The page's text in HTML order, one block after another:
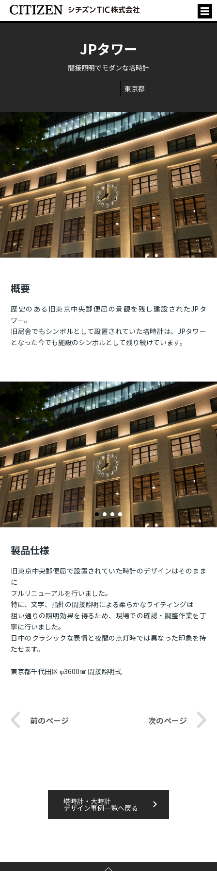
JPタワー
間接照明でモダンな塔時計
東京都
概要
歴史のある旧東京中央郵便局の景観を残し建設されたJPタ
ワー。
旧局舎でもシンボルとして設置されていた塔時計は、JPタワー
となった今でも施設のシンボルとして残り続けています。
製品仕様
旧東京中央郵便局で設置されていた時計のデザインはそのまま
に
フルリニューアルを行いました。
特に、文字、指針の間接照明による柔らかなライティングは
狙い通りの照明効果を得るため、現場での確認・調整作業を丁
寧に行いました。
日中のクラシックな表情と夜間の点灯時では異なった印象を持
たせます。
東京都千代田区 φ3600㎜ 間接照明式
前のページ 次のページ
塔時計・大時計
デザイン事例一覧へ戻る